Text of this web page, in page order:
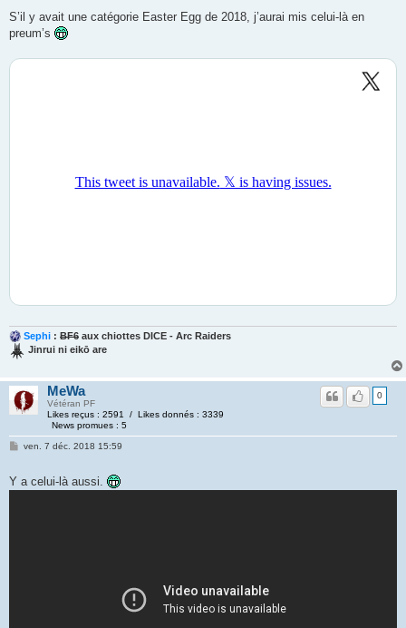
S’il y avait une catégorie Easter Egg de 2018, j’aurai mis celui-là en
preum’s
Sephi : BF6 aux chiottes DICE - Arc Raiders
Jinrui ni eikō are
MeWa
Vétéran PF
Likes reçus : 2591 / Likes donnés : 3339
News promues : 5
0
ven. 7 déc. 2018 15:59
Y a celui-là aussi.